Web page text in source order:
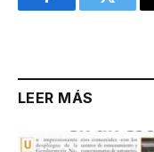
FacebookTwitter
LEER MÁS